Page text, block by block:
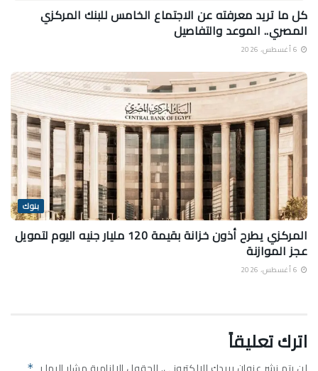
كل ما تريد معرفته عن الاجتماع الخامس للبنك المركزي
المصري.. الموعد والتفاصيل
بنوك
المركزي يطرح أذون خزانة بقيمة 120 مليار جنيه اليوم لتمويل
عجز الموازنة
اترك تعليقاً
*